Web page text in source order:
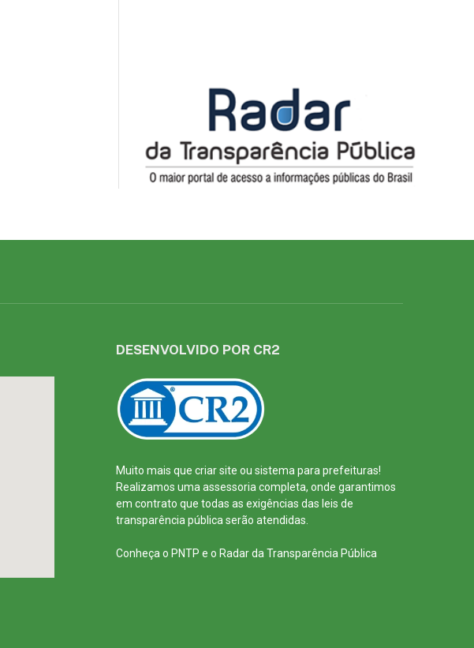
DESENVOLVIDO POR CR2
Muito mais que criar site ou sistema para prefeituras!
Realizamos uma assessoria completa, onde garantimos
em contrato que todas as exigências das leis de
transparência pública serão atendidas.
Conheça o PNTP e o Radar da Transparência Pública